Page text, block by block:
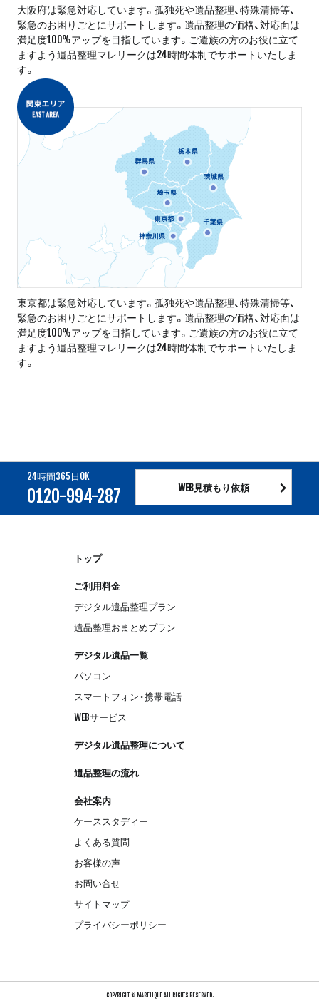
大阪府は緊急対応しています。孤独死や遺品整理、特殊清掃等、
緊急のお困りごとにサポートします。遺品整理の価格、対応面は
満足度100%アップを目指しています。ご遺族の方のお役に立て
ますよう遺品整理マレリークは24時間体制でサポートいたしま
す。
東京都は緊急対応しています。孤独死や遺品整理、特殊清掃等、
緊急のお困りごとにサポートします。遺品整理の価格、対応面は
満足度100%アップを目指しています。ご遺族の方のお役に立て
ますよう遺品整理マレリークは24時間体制でサポートいたしま
す。
24時間365日OK
0120-994-287 WEB見積もり依頼
トップ
ご利用料金
デジタル遺品整理プラン
遺品整理おまとめプラン
デジタル遺品一覧
パソコン
スマートフォン・携帯電話
WEBサービス
デジタル遺品整理について
遺品整理の流れ
会社案内
ケーススタディー
よくある質問
お客様の声
お問い合せ
サイトマップ
プライバシーポリシー
COPYRIGHT © MARELIQUE ALL RIGHTS RESERVED.